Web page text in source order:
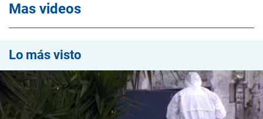
Mas videos
Lo más visto